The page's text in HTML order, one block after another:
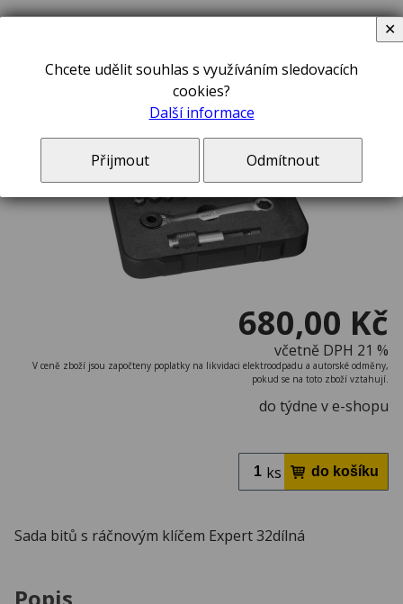
680,00 Kč
včetně DPH 21 %
V ceně zboží jsou započteny poplatky na likvidaci elektroodpadu a autorské odměny,
pokud se na toto zboží vztahují.
do týdne v e-shopu
ks
Sada bitů s ráčnovým klíčem Expert 32dílná
Popis
Chcete udělit souhlas s využíváním sledovacích
cookies?
Další informace
Přijmout Odmítnout
✕